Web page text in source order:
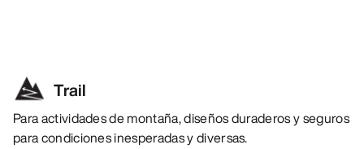
Trail
Para actividades de montaña, diseños duraderos y seguros
para condiciones inesperadas y diversas.